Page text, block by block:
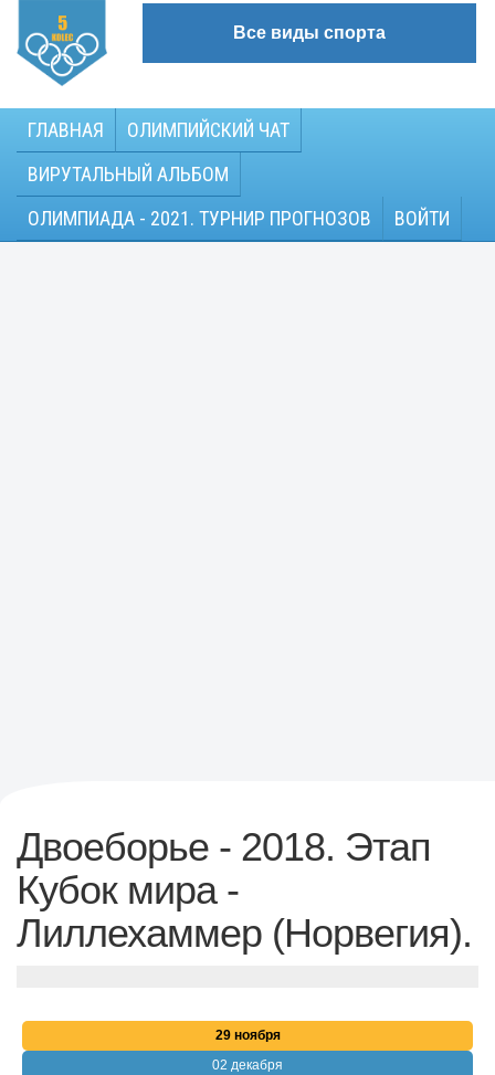
Все виды спорта
ГЛАВНАЯ
ОЛИМПИЙСКИЙ ЧАТ
ВИРУТАЛЬНЫЙ АЛЬБОМ
ОЛИМПИАДА - 2021. ТУРНИР ПРОГНОЗОВ
ВОЙТИ
Двоеборье - 2018. Этап
Кубок мира -
Лиллехаммер (Норвегия).
29 ноября
02 декабря